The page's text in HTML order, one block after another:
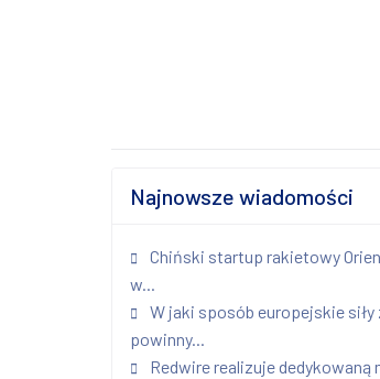
Najnowsze wiadomości
Chiński startup rakietowy
w...
W jaki sposób europejskie siły
powinny...
Redwire realizuje dedykowaną